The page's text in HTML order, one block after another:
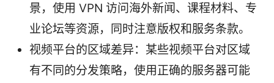
景，使用 VPN 访问海外新闻、课程材料、专
业论坛等资源，同时注意版权和服务条款。
视频平台的区域差异：某些视频平台对区域
有不同的分发策略，使用正确的服务器可能